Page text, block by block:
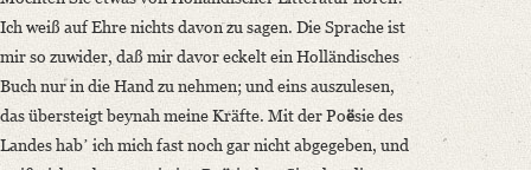
Ich weiß auf Ehre nichts davon zu sagen. Die Sprache ist
mir so zuwider, daß mir davor eckelt ein Holländisches
Buch nur in die Hand zu nehmen; und eins auszulesen,
das übersteigt beynah meine Kräfte. Mit der Poësie des
Landes habʼ ich mich fast noch gar nicht abgegeben, und